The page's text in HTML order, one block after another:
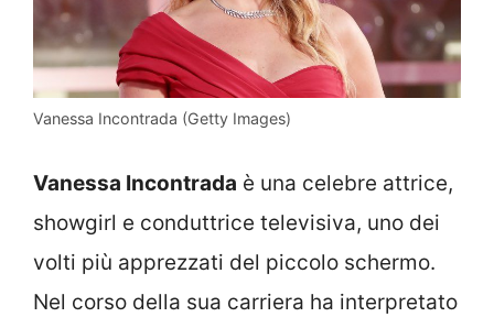
Vanessa Incontrada (Getty Images)
Vanessa Incontrada è una celebre attrice,
showgirl e conduttrice televisiva, uno dei
volti più apprezzati del piccolo schermo.
Nel corso della sua carriera ha interpretato